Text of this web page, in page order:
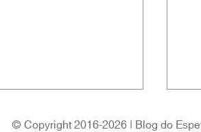
© Copyright 2016-2026 | Blog do